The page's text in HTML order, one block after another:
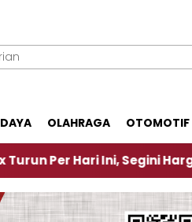
OLAHRAGA OTOMOTIF
Ini, Segini Harganya